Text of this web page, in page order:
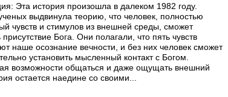
Эта история произошла в далеком 1982 году.
выдвинула теорию, что человек, полностью
чувств и стимулов из внешней среды, сможет
Бога. Они полагали, что пять чувств
наше осознание вечности, и без них человек сможет
установить мысленный контакт с Богом.
возможности общаться и даже ощущать внешний
остается наедине со своими...